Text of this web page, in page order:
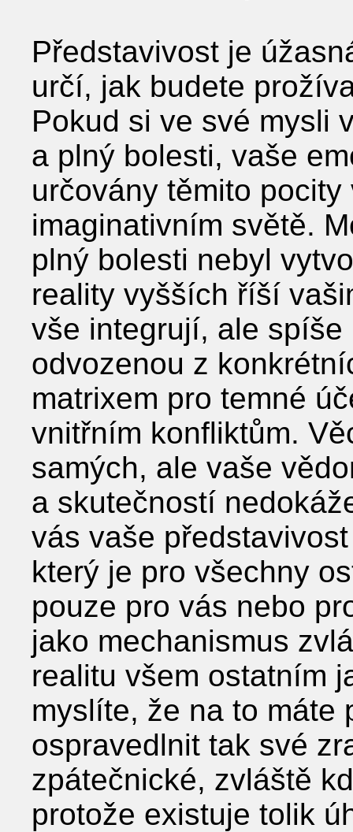
Představivost je
určí, jak budete
Pokud si ve své mysli
a plný bolesti, vaše
určovány těmito
imaginativním světě.
plný bolesti nebyl
reality vyšších říší
vše integrují, ale
odvozenou z
matrixem pro temné
vnitřním konfliktům.
samých, ale vaše
a skutečností
vás vaše
který je pro všechny
pouze pro vás nebo
jako mechanismus
realitu všem ostatním
myslíte, že na to máte
ospravedlnit tak své
zpátečnické, zvláště
protože existuje tolik